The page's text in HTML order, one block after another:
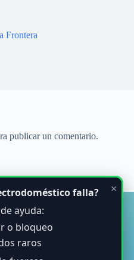
Frontera
publicar un comentario.
y de orientación
habituales de
a usuarios de Cádiz
×
falla?
ayuda:
o bloqueo
raros